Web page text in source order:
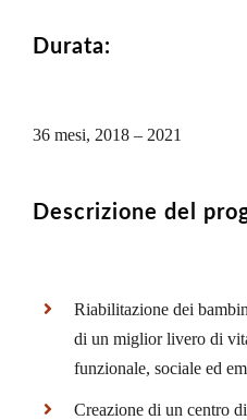
Durata:
36 mesi, 2018 – 2021
Descrizione del
Riabilitazione dei
di un miglior livero di
funzionale, sociale ed
Creazione di un centro